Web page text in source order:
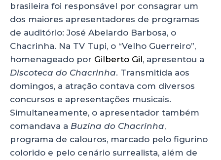
brasileira foi responsável por consagrar um
dos maiores apresentadores de programas
de auditório: José Abelardo Barbosa, o
Chacrinha. Na TV Tupi, o “Velho Guerreiro”,
homenageado por Gilberto Gil, apresentou a
Discoteca do Chacrinha. Transmitida aos
domingos, a atração contava com diversos
concursos e apresentações musicais.
Simultaneamente, o apresentador também
comandava a Buzina do Chacrinha,
programa de calouros, marcado pelo figurino
colorido e pelo cenário surrealista, além de